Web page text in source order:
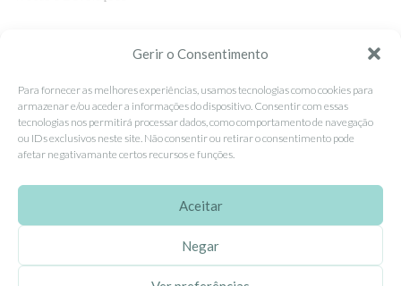
Gerir o Consentimento
Para fornecer as melhores experiências, usamos tecnologias como cookies para
armazenar e/ou aceder a informações do dispositivo. Consentir com essas
tecnologias nos permitirá processar dados, como comportamento de navegação
ou IDs exclusivos neste site. Não consentir ou retirar o consentimento pode
afetar negativamante certos recursos e funções.
Aceitar
Negar
Facebook
Instagram
Pinterest
EhGoom2026 Criado porDumbanengue, Lda.